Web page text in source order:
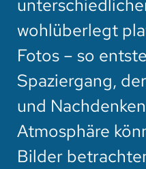
wohlüberlegt
Fotos – so
Spaziergang,
und
Atmosphäre
Bilder